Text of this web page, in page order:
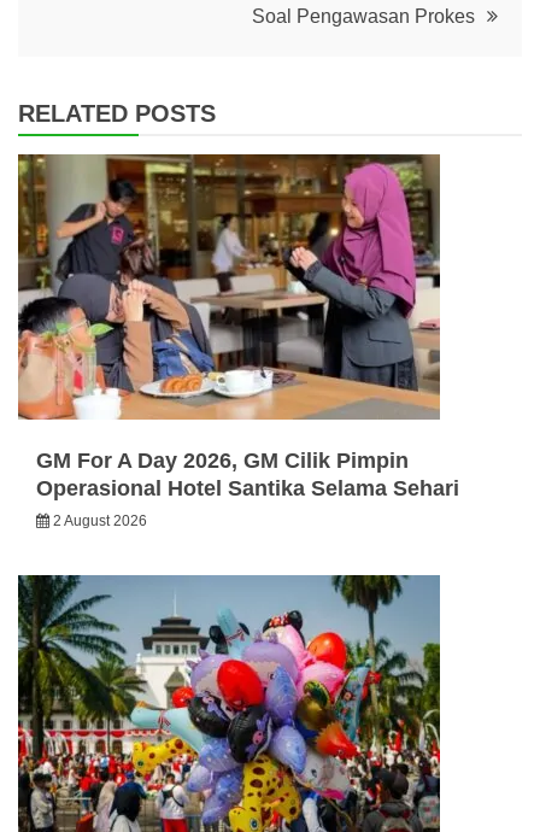
Soal Pengawasan Prokes
RELATED POSTS
GM For A Day 2026, GM Cilik Pimpin
Operasional Hotel Santika Selama Sehari
2 August 2026